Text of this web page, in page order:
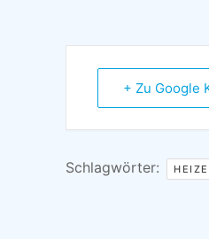
+ Zu Google
Schlagwörter: